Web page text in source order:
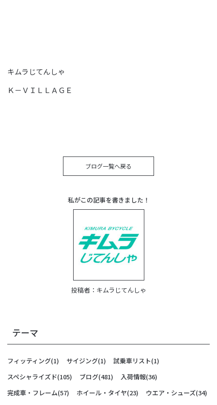
キムラじてんしゃ
Ｋ－ＶＩＬＬＡＧＥ
ブログ一覧へ戻る
私がこの記事を書きました！
投稿者： キムラじてんしゃ
テーマ
フィッティング(1) サイジング(1) 試乗車リスト(1)
スペシャライズド(105) ブログ(481) 入荷情報(36)
完成車・フレーム(57) ホイール・タイヤ(23) ウエア・シューズ(34)